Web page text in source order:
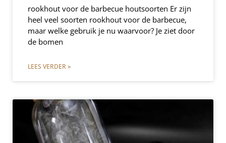
rookhout voor de barbecue houtsoorten Er zijn
heel veel soorten rookhout voor de barbecue,
maar welke gebruik je nu waarvoor? Je ziet door
de bomen
LEES VERDER »